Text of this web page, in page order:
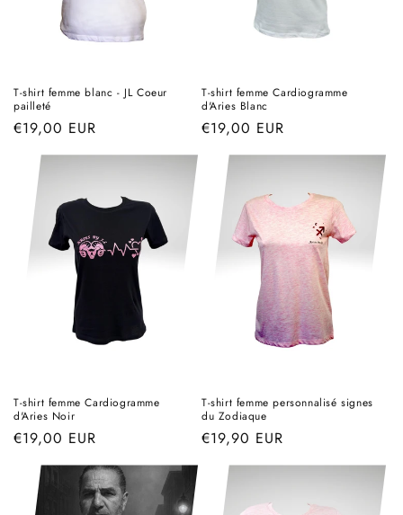
T-shirt femme blanc - JL Coeur
pailleté
Prix
habituel
€19,00 EUR
T-shirt femme Cardiogramme
d'Aries Blanc
Prix
habituel
€19,00 EUR
T-shirt femme Cardiogramme
d'Aries Noir
Prix
habituel
€19,00 EUR
T-shirt femme personnalisé signes
du Zodiaque
Prix
habituel
€19,90 EUR